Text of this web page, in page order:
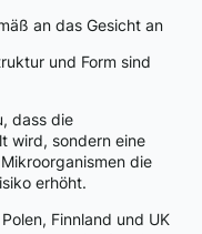
an das Gesicht an
und Form sind
dass die
wird, sondern eine
die
erhöht.
Finnland und UK